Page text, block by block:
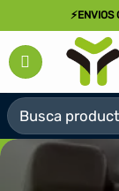
al
contenido
Buscar
por: